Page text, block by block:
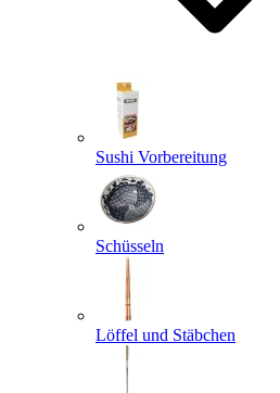
Sushi Vorbereitung
Schüsseln
Löffel und Stäbchen